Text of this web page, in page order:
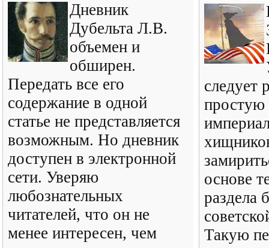
Дневник
Дубельта Л.В.
объемен и
обширен.
Передать все его
содержание в одной
статье не представляется
возможным. Но дневник
доступен в электронной
сети. Уверяю
любознательных
читателей, что он не
менее интересен, чем
следует
простую
основе
раздела
Такую